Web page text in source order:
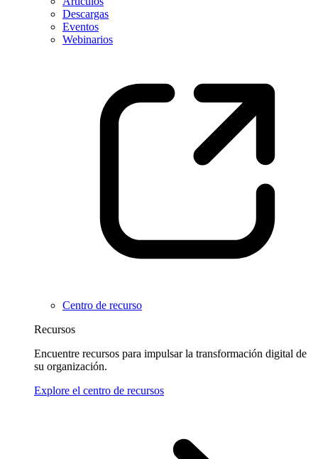
Descargas
Eventos
Webinarios
Centro de recurso
Recursos
Encuentre recursos para impulsar la transformación digital de
su organización.
Explore el centro de recursos